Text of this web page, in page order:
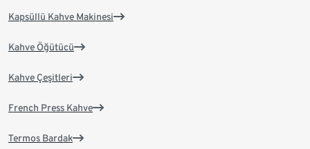
Kapsüllü Kahve Makinesi
Kahve Öğütücü
Kahve Çeşitleri
French Press Kahve
Termos Bardak